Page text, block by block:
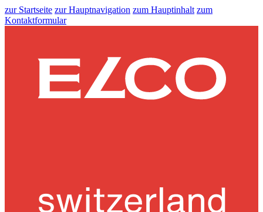
zur Startseite zur Hauptnavigation zum Hauptinhalt zum
Kontaktformular